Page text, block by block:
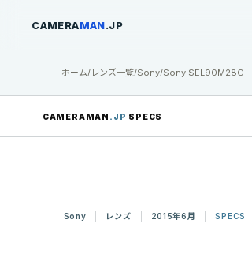
CAMERAMAN.JP
ホーム/レンズ一覧/Sony/Sony SEL90M28G
CAMERAMAN .JP SPECS
Sony レンズ 2015年6月 SPECS